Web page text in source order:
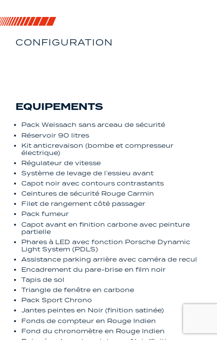
CONFIGURATION
EQUIPEMENTS
Pack Weissach sans arceau de sécurité
Réservoir 90 litres
Kit anticrevaison (bombe et compresseur
électrique)
Régulateur de vitesse
Système de levage de l’essieu avant
Capot noir avec contours contrastants
Ceintures de sécurité Rouge Carmin
Filet de rangement côté passager
Pack fumeur
Capot avant en finition carbone avec peinture
partielle
Phares à LED avec fonction Porsche Dynamic
Light System (PDLS)
Assistance parking arrière avec caméra de recul
Encadrement du pare-brise en film noir
Tapis de sol
Triangle de fenêtre en carbone
Pack Sport Chrono
Jantes peintes en Noir (finition satinée)
Fonds de compteur en Rouge Indien
Fond du chronomètre en Rouge Indien